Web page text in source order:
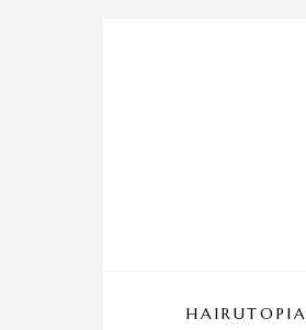
HAIRUTOPIA